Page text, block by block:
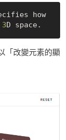
how
3
「改變元素的顯